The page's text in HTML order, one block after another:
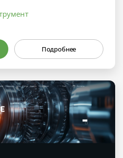
Подробнее